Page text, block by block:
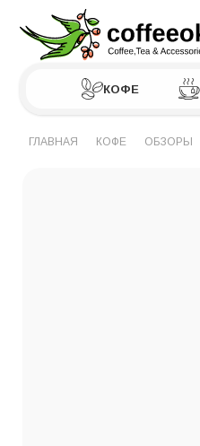
КОФЕ
ГЛАВНАЯ КОФЕ ОБЗОРЫ